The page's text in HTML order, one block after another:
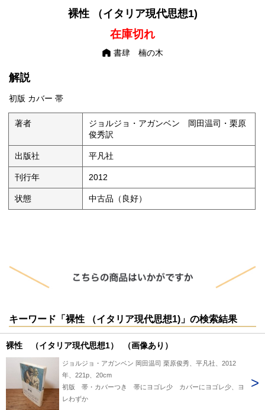
裸性 （イタリア現代思想1)
在庫切れ
書肆 楠の木
解説
初版 カバー 帯
著者
ジョルジョ・アガンベン 岡田温司・栗原
俊秀訳
出版社 平凡社
刊行年 2012
状態 中古品（良好）
キーワード「裸性 （イタリア現代思想1)」の検索結果
裸性 （イタリア現代思想1） （画像あり）
ジョルジョ・アガンベン 岡田温司 栗原俊秀、平凡社、2012
年、221p、20cm
初版 帯・カバーつき 帯にヨゴレ少 カバーにヨゴレ少、ヨ
レわずか